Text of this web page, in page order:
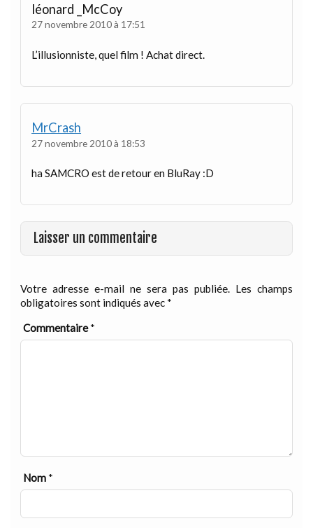
léonard _McCoy
27 novembre 2010 à 17:51
L’illusionniste, quel film ! Achat direct.
MrCrash
27 novembre 2010 à 18:53
ha SAMCRO est de retour en BluRay :D
Laisser un commentaire
Votre adresse e-mail ne sera pas publiée. Les champs
obligatoires sont indiqués avec *
Commentaire*
Nom *